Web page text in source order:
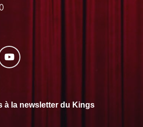
à la newsletter du Kings